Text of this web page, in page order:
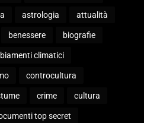
astrologia attualità
benessere biografie
climatici
controcultura
crime cultura
top secret